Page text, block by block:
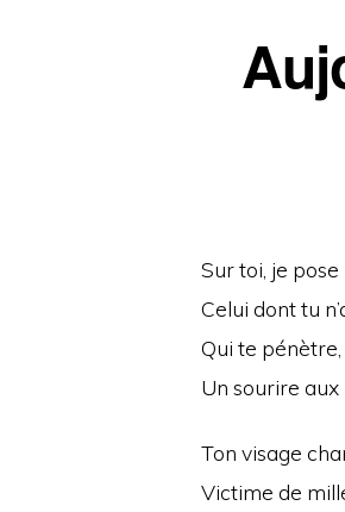
Sur toi, je
Celui dont tu
Qui te
Un sourire aux
Ton visage
Victime de